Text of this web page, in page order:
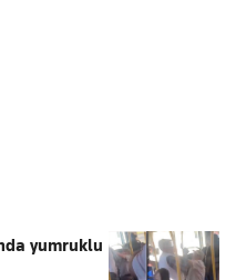
yumruklu